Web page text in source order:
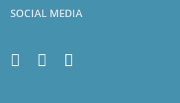
SOCIAL MEDIA